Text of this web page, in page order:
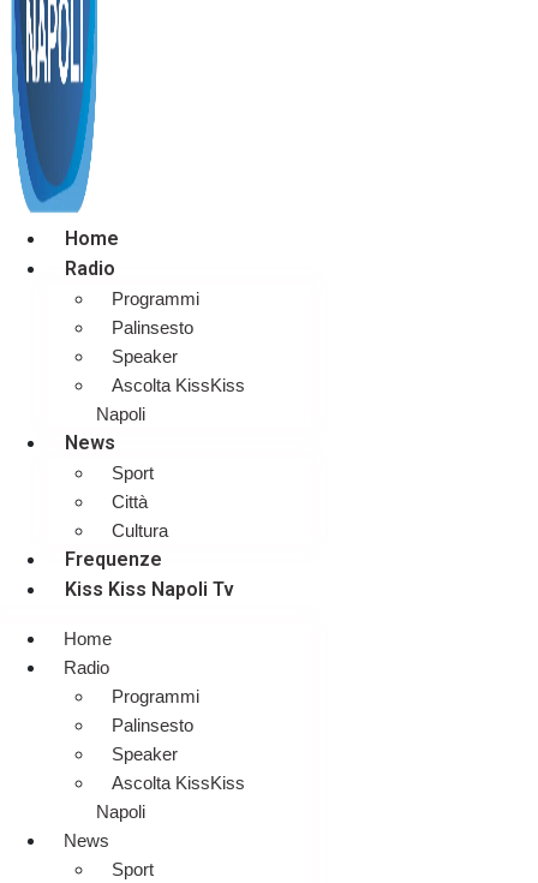
Home
Radio
Programmi
Palinsesto
Speaker
Ascolta KissKiss
Napoli
News
Sport
Città
Cultura
Frequenze
Kiss Kiss Napoli Tv
Home
Radio
Programmi
Palinsesto
Speaker
Ascolta KissKiss
Napoli
News
Sport